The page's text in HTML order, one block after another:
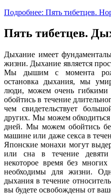
Подробнее: Пять тибетцев.
Пять тибетцев.
Дыхание имеет
жизни. Дыхание является
Мы дышим с момента
остановка дыхания, мы
люди, можем очень
обойтись в течение
чем свидетельствует
других. Мы можем обходиться
дней. Мы можем обойтись
машине или даже секса в
Японские монахи могут
или сна в течение
некоторое время без
необходимы для жизни.
дыхания в течение
вы будете освобождены от